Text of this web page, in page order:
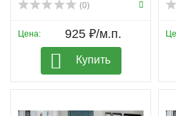
(0)
Цена: 925 ₽/м.п.
Купить